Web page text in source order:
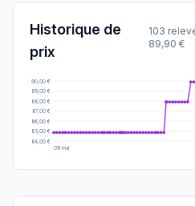
Historique de
prix
103
89,90 €
84,00 €
85,00 €
86,00 €
87,00 €
88,00 €
89,00 €
90,00 €
09 mai